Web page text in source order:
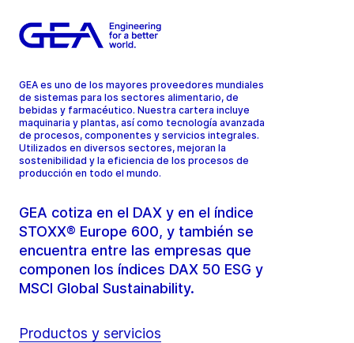
GEA es uno de los mayores proveedores mundiales
de sistemas para los sectores alimentario, de
bebidas y farmacéutico. Nuestra cartera incluye
maquinaria y plantas, así como tecnología avanzada
de procesos, componentes y servicios integrales.
Utilizados en diversos sectores, mejoran la
sostenibilidad y la eficiencia de los procesos de
producción en todo el mundo.
GEA cotiza en el DAX y en el índice
STOXX® Europe 600, y también se
encuentra entre las empresas que
componen los índices DAX 50 ESG y
MSCI Global Sustainability.
Productos y servicios